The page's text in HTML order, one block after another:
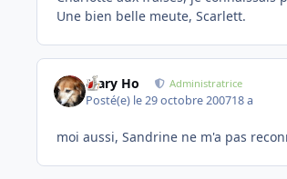
Une bien belle meute, Scarlett.
Mary Ho Administratrice
Posté(e) le 29 octobre 200718 a
moi aussi, Sandrine ne m'a pas